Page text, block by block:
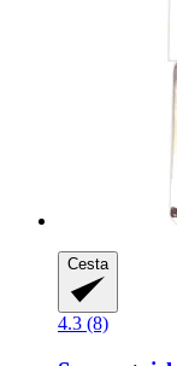
Cesta
4.3 (8)